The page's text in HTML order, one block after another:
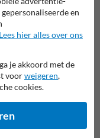
en
Lees hier alles over ons
je akkoord met de
voorweigeren,
cookies.